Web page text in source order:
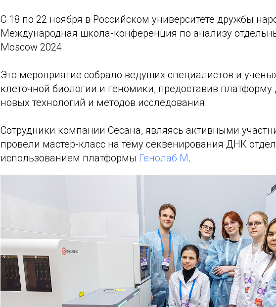
С 18 по 22 ноября в Российском университете дружбы
Международная школа-конференция по анализу
Moscow 2024.
Это мероприятие собрало ведущих специалистов и
клеточной биологии и геномики, предоставив
новых технологий и методов исследования.
Сотрудники компании Сесана, являясь активными
провели мастер-класс на тему секвенирования ДНК
использованием платформы Генолаб М.